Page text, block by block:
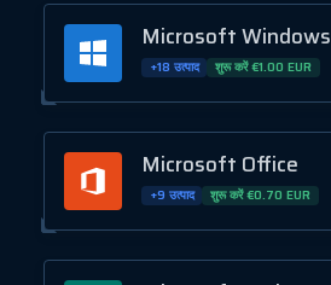
Microsoft Windows
+18 उत्पाद शुरू करें €1.00 EUR
Microsoft Office
+9 उत्पाद शुरू करें €0.70 EUR